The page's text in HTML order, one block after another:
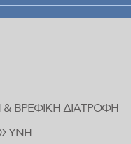
& ΒΡΕΦΙΚΗ ΔΙΑΤΡΟΦΗ